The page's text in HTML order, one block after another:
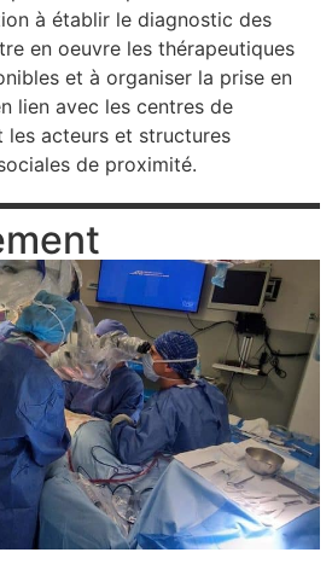
à établir le diagnostic des
en oeuvre les thérapeutiques
et à organiser la prise en
lien avec les centres de
les acteurs et structures
de proximité.